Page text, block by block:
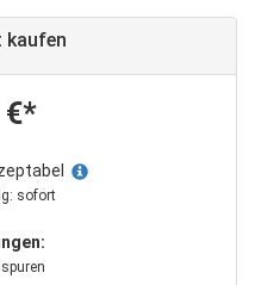
kaufen
€*
sofort